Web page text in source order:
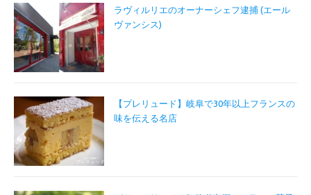
ラヴィルリエのオーナーシェフ逮捕 (エール
ヴァンシス)
【プレリュード】岐阜で30年以上フランスの
味を伝える名店